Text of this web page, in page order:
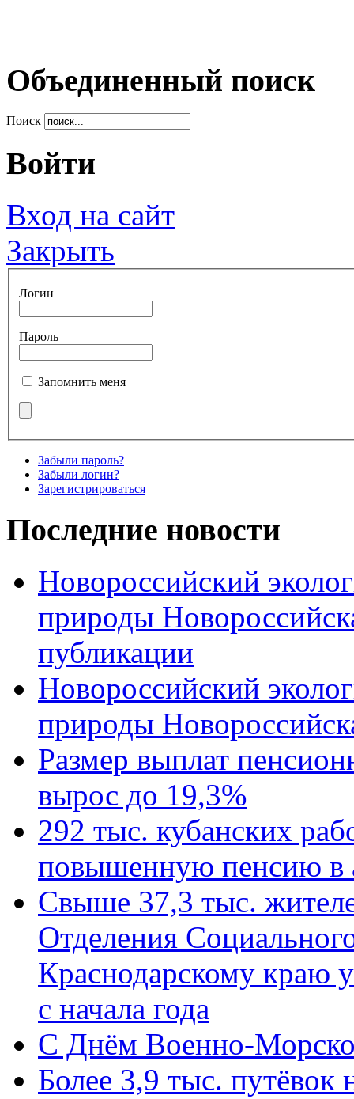
Объединенный поиск
Поиск
Войти
Вход на сайт
Закрыть
Логин
Пароль
Запомнить меня
Забыли пароль?
Забыли логин?
Зарегистрироваться
Последние новости
Новороссийский
природы
публикации
Новороссийский
природы
Размер выплат
вырос до 19,3%
292 тыс. кубанских
повышенную пенсию в
Свыше 37,3 тыс.
Отделения
Краснодарскому краю
с начала года
C Днём Военно-
Более 3,9 тыс. путёвок